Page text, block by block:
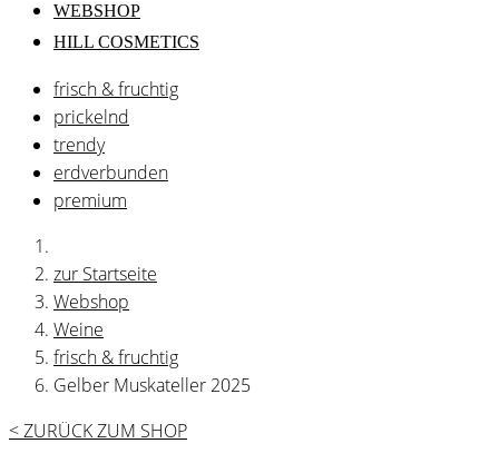
WEBSHOP
HILL COSMETICS
frisch & fruchtig
prickelnd
trendy
erdverbunden
premium
zur Startseite
Webshop
Weine
frisch & fruchtig
Gelber Muskateller 2025
< ZURÜCK ZUM SHOP